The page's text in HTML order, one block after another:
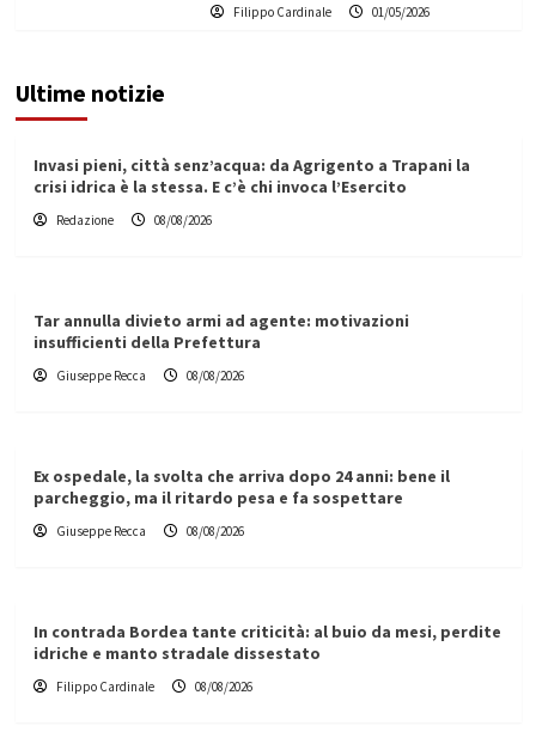
Filippo Cardinale 01/05/2026
Ultime notizie
Invasi pieni, città senz’acqua: da Agrigento a Trapani la
crisi idrica è la stessa. E c’è chi invoca l’Esercito
Redazione 08/08/2026
Tar annulla divieto armi ad agente: motivazioni
insufficienti della Prefettura
Giuseppe Recca 08/08/2026
Ex ospedale, la svolta che arriva dopo 24 anni: bene il
parcheggio, ma il ritardo pesa e fa sospettare
Giuseppe Recca 08/08/2026
In contrada Bordea tante criticità: al buio da mesi, perdite
idriche e manto stradale dissestato
Filippo Cardinale 08/08/2026